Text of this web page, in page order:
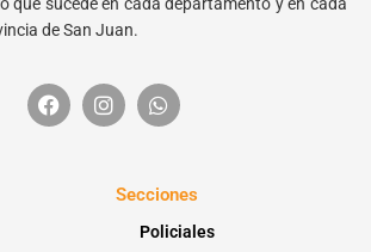
de San Juan.
Secciones
Policiales